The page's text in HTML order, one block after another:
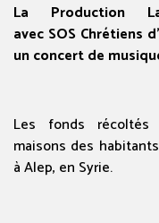
La Production
avec SOS Chrétiens
un concert de
Les fonds récoltés
maisons des
à Alep, en Syrie.